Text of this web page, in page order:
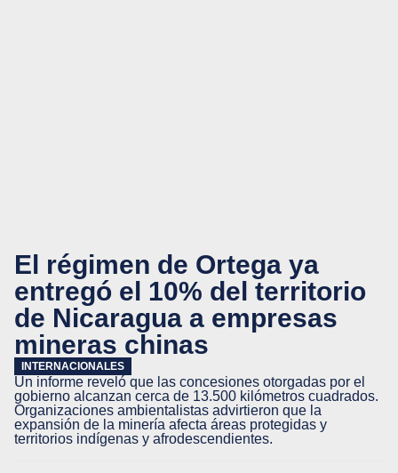
El régimen de Ortega ya
entregó el 10% del territorio
de Nicaragua a empresas
mineras chinas
INTERNACIONALES
Un informe reveló que las concesiones otorgadas por el
gobierno alcanzan cerca de 13.500 kilómetros cuadrados.
Organizaciones ambientalistas advirtieron que la
expansión de la minería afecta áreas protegidas y
territorios indígenas y afrodescendientes.